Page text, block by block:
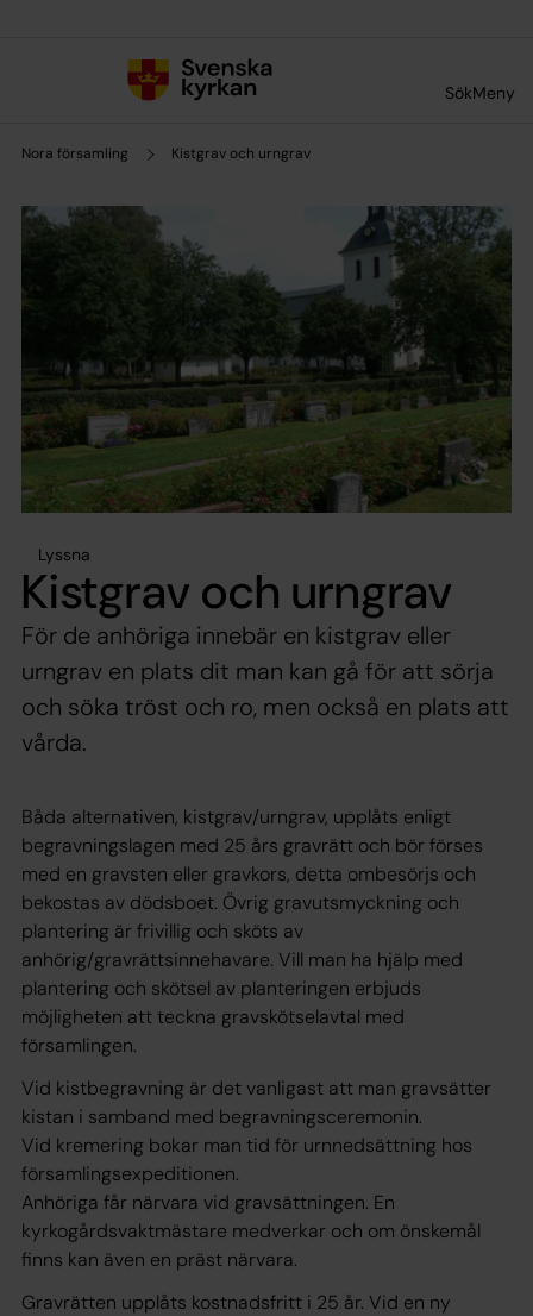
SökMeny
Nora församling Kistgrav och urngrav
Lyssna
Kistgrav och urngrav
För de anhöriga innebär en kistgrav eller
urngrav en plats dit man kan gå för att sörja
och söka tröst och ro, men också en plats att
vårda.
Båda alternativen, kistgrav/urngrav, upplåts enligt
begravningslagen med 25 års gravrätt och bör förses
med en gravsten eller gravkors, detta ombesörjs och
bekostas av dödsboet. Övrig gravutsmyckning och
plantering är frivillig och sköts av
anhörig/gravrättsinnehavare. Vill man ha hjälp med
plantering och skötsel av planteringen erbjuds
möjligheten att teckna gravskötselavtal med
församlingen.
Vid kistbegravning är det vanligast att man gravsätter
kistan i samband med begravningsceremonin.
Vid kremering bokar man tid för urnnedsättning hos
församlingsexpeditionen.
Anhöriga får närvara vid gravsättningen. En
kyrkogårdsvaktmästare medverkar och om önskemål
finns kan även en präst närvara.
Gravrätten upplåts kostnadsfritt i 25 år. Vid en ny